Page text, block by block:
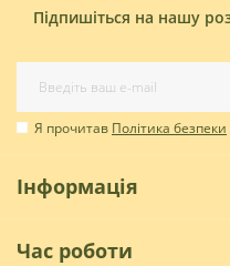
Підпишіться на нашу
Я прочитав Політика безпеки
Інформація
Час роботи